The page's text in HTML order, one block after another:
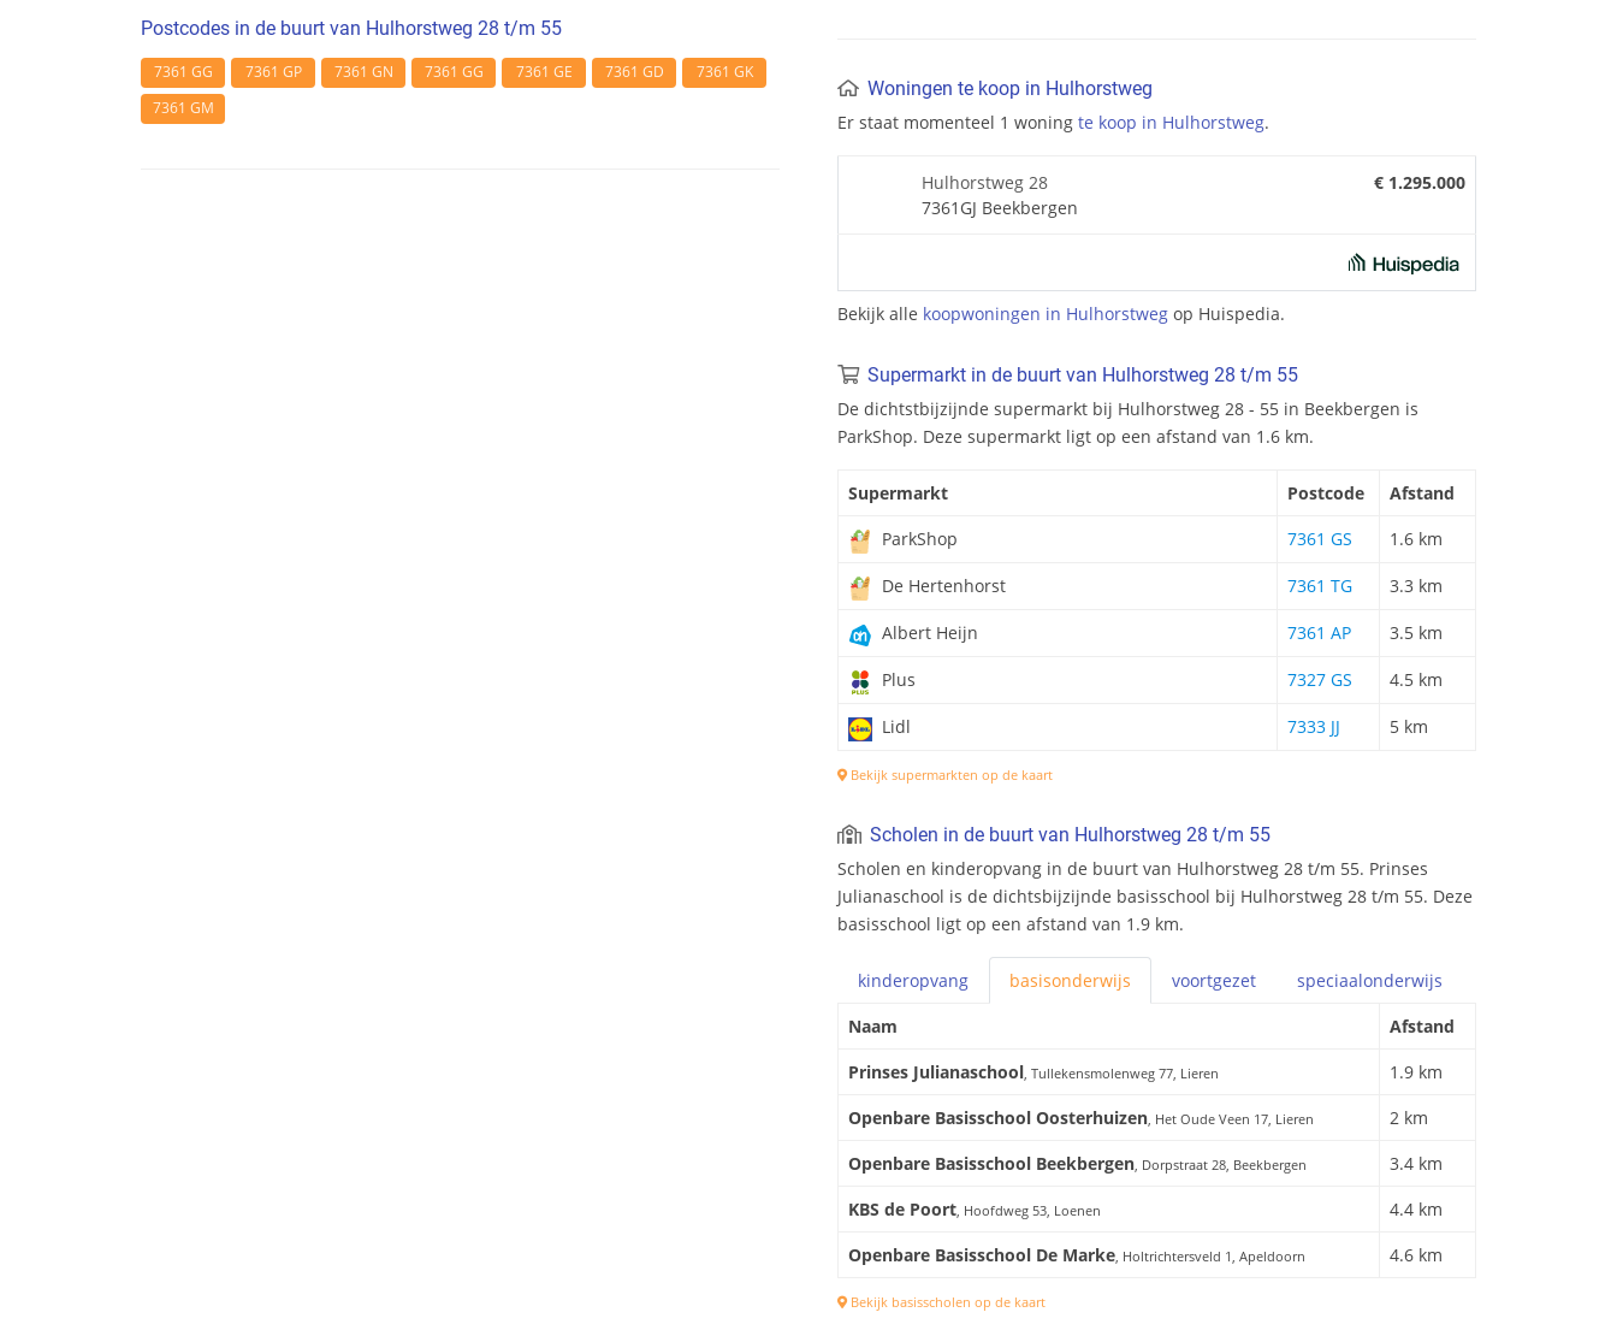
Postcodes in de buurt van Hulhorstweg 28 t/m 55
7361 GG 7361 GP 7361 GN 7361 GG 7361 GE 7361 GD
7361 GK
7361 GM
Woningen te koop in Hulhorstweg
Er staat momenteel 1 woning te koop in Hulhorstweg.
Hulhorstweg 28
7361GJ Beekbergen
€ 1.295.000
Bekijk alle koopwoningen in Hulhorstweg op Huispedia.
Supermarkt in de buurt van Hulhorstweg 28 t/m 55
De dichtstbijzijnde supermarkt bij Hulhorstweg 28 - 55 in Beekbergen is
ParkShop. Deze supermarkt ligt op een afstand van 1.6 km.
Supermarkt Postcode
Afstand
ParkShop
7361 GS 1.6 km
De Hertenhorst 7361 TG 3.3 km
Albert Heijn 7361 AP 3.5 km
Plus 7327 GS 4.5 km
Lidl 7333 JJ 5 km
Bekijk supermarkten op de kaart
Scholen in de buurt van Hulhorstweg 28 t/m 55
Scholen en kinderopvang in de buurt van Hulhorstweg 28 t/m 55. Prinses
Julianaschool is de dichtsbijzijnde basisschool bij Hulhorstweg 28 t/m 55. Deze
basisschool ligt op een afstand van 1.9 km.
kinderopvang basisonderwijs voortgezet speciaalonderwijs
Naam
Afstand
Prinses Julianaschool, Tullekensmolenweg 77, Lieren
1.9 km
Openbare Basisschool Oosterhuizen, Het Oude Veen 17, Lieren
2 km
Openbare Basisschool Beekbergen, Dorpstraat 28, Beekbergen
3.4 km
KBS de Poort, Hoofdweg 53, Loenen
4.4 km
Openbare Basisschool De Marke, Holtrichtersveld 1, Apeldoorn 4.6 km
Bekijk basisscholen op de kaart